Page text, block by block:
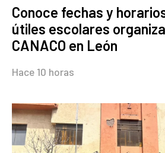
Conoce fechas y
útiles escolares
CANACO en León
Hace 10 horas